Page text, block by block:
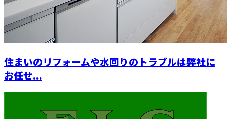
住まいのリフォームや水回りのトラブルは弊社に
お任せ...